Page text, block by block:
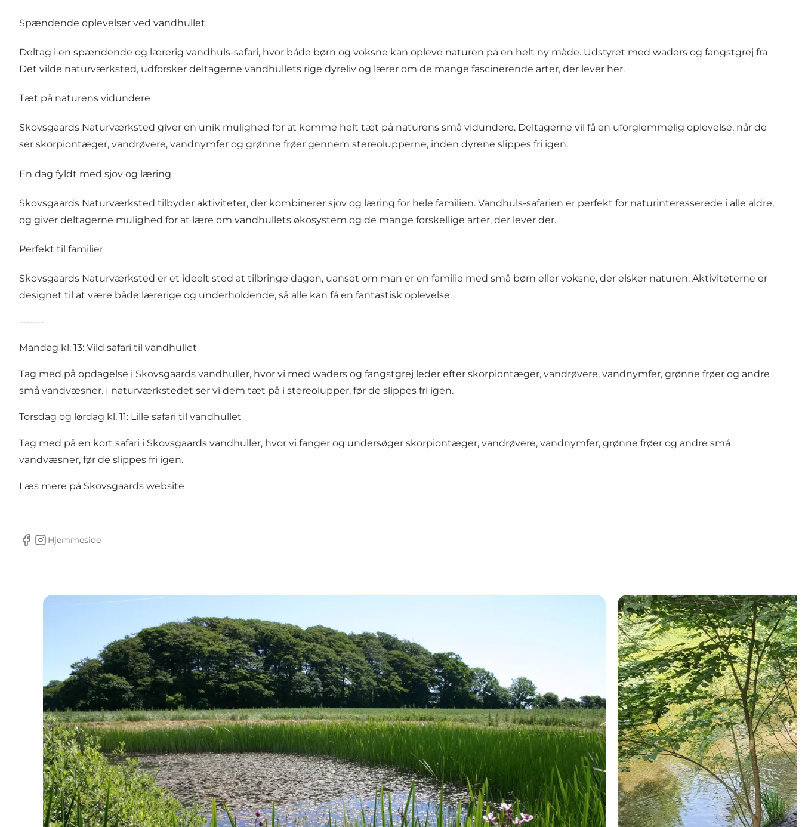
Spændende oplevelser ved vandhullet
Deltag i en spændende og lærerig vandhuls-safari, hvor både børn og voksne kan opleve naturen på en helt ny måde. Udstyret med waders og fangstgrej fra
Det vilde naturværksted, udforsker deltagerne vandhullets rige dyreliv og lærer om de mange fascinerende arter, der lever her.
Tæt på naturens vidundere
Skovsgaards Naturværksted giver en unik mulighed for at komme helt tæt på naturens små vidundere. Deltagerne vil få en uforglemmelig oplevelse, når de
ser skorpiontæger, vandrøvere, vandnymfer og grønne frøer gennem stereolupperne, inden dyrene slippes fri igen.
En dag fyldt med sjov og læring
Skovsgaards Naturværksted tilbyder aktiviteter, der kombinerer sjov og læring for hele familien. Vandhuls-safarien er perfekt for naturinteresserede i alle aldre,
og giver deltagerne mulighed for at lære om vandhullets økosystem og de mange forskellige arter, der lever der.
Perfekt til familier
Skovsgaards Naturværksted er et ideelt sted at tilbringe dagen, uanset om man er en familie med små børn eller voksne, der elsker naturen. Aktiviteterne er
designet til at være både lærerige og underholdende, så alle kan få en fantastisk oplevelse.
-------
Mandag kl. 13: Vild safari til vandhullet
Tag med på opdagelse i Skovsgaards vandhuller, hvor vi med waders og fangstgrej leder efter skorpiontæger, vandrøvere, vandnymfer, grønne frøer og andre
små vandvæsner. I naturværkstedet ser vi dem tæt på i stereolupper, før de slippes fri igen.
Torsdag og lørdag kl. 11: Lille safari til vandhullet
Tag med på en kort safari i Skovsgaards vandhuller, hvor vi fanger og undersøger skorpiontæger, vandrøvere, vandnymfer, grønne frøer og andre små
vandvæsner, før de slippes fri igen.
Læs mere på Skovsgaards website
facebook
Instagram
Hjemmeside